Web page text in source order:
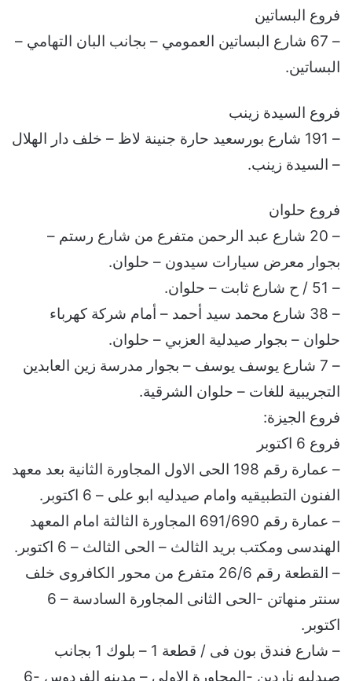
فروع البساتين
– 67 شارع البساتين العمومي – بجانب البان التهامي –
البساتين.
فروع السيدة زينب
– 191 شارع بورسعيد حارة جنينة لاظ – خلف دار الهلال
– السيدة زينب.
فروع حلوان
– 20 شارع عبد الرحمن متفرع من شارع رستم –
بجوار معرض سيارات سيدون – حلوان.
– 51 / ح شارع ثابت – حلوان.
– 38 شارع محمد سيد أحمد – أمام شركة كهرباء
حلوان – بجوار صيدلية العزبي – حلوان.
– 7 شارع يوسف يوسف – بجوار مدرسة زين العابدين
التجريبية للغات – حلوان الشرقية.
فروع الجيزة:
فروع 6 اكتوبر
– عمارة رقم 198 الحى الاول المجاورة الثانية بعد معهد
الفنون التطبيقيه وامام صيدليه ابو على – 6 اكتوبر.
– عمارة رقم 691/690 المجاورة الثالثة امام المعهد
الهندسى ومكتب بريد الثالث – الحى الثالث – 6 اكتوبر.
– القطعة رقم 26/6 متفرع من محور الكافروى خلف
سنتر منهاتن -الحى الثانى المجاورة السادسة – 6
اكتوبر.
– شارع فندق بون فى / قطعة 1 – بلوك 1 بجانب
صيدليه ناردين -المجاورة الاولى – مدينه الفردوس -6